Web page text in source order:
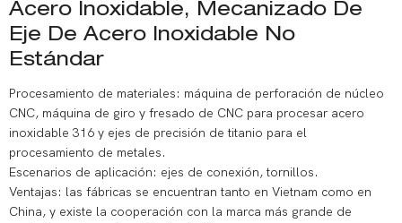
Acero Inoxidable, Mecanizado De
Eje De Acero Inoxidable No
Estándar
Procesamiento de materiales: máquina de perforación de núcleo
CNC, máquina de giro y fresado de CNC para procesar acero
inoxidable 316 y ejes de precisión de titanio para el
procesamiento de metales.
Escenarios de aplicación: ejes de conexión, tornillos.
Ventajas: las fábricas se encuentran tanto en Vietnam como en
China, y existe la cooperación con la marca más grande de